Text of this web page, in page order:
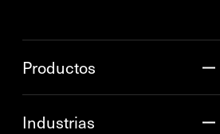
Productos
Industrias